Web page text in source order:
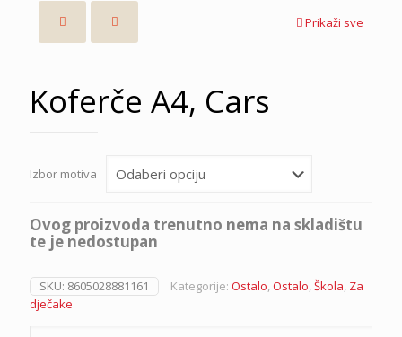
Prikaži sve
Koferče A4, Cars
Izbor motiva
Ovog proizvoda trenutno nema na skladištu
te je nedostupan
SKU: 8605028881161 Kategorije: Ostalo,Ostalo,Škola, Za
dječake